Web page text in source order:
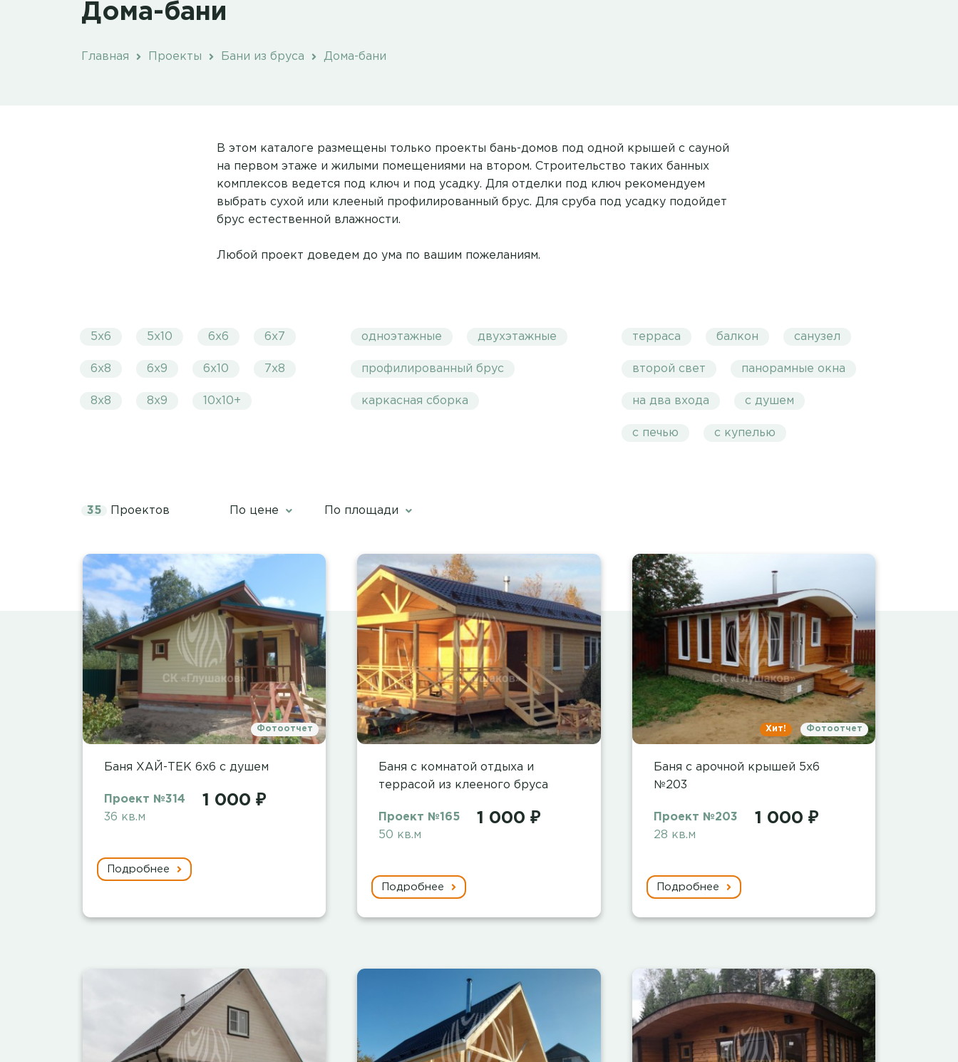
Дома-бани
Главная Проекты Бани из бруса Дома-бани
В этом каталоге размещены только проекты бань-домов под одной крышей с сауной
на первом этаже и жилыми помещениями на втором. Строительство таких банных
комплексов ведется под ключ и под усадку. Для отделки под ключ рекомендуем
выбрать сухой или клееный профилированный брус. Для сруба под усадку подойдет
брус естественной влажности.
Любой проект доведем до ума по вашим пожеланиям.
5х6 5х10 6х6 6х7
6х8 6х9 6х10 7х8
8х8 8х9 10х10+
одноэтажные двухэтажные
профилированный брус
каркасная сборка
терраса балкон санузел
второй свет панорамные окна
на два входа с душем
с печью с купелью
35 Проектов По цене По площади
Фотоотчет
Баня ХАЙ-ТЕК 6х6 с душем
Проект №314
36 кв.м
1 000 ₽
Подробнее
Баня с комнатой отдыха и
террасой из клееного бруса
Проект №165
50 кв.м
1 000 ₽
Подробнее
Хит! Фотоотчет
Баня с арочной крышей 5х6
№203
Проект №203
28 кв.м
1 000 ₽
Подробнее